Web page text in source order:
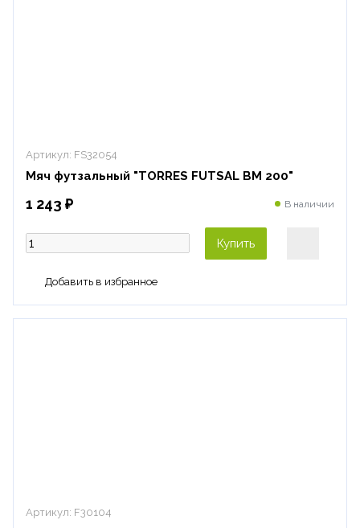
Артикул: FS32054
Мяч футзальный "TORRES FUTSAL BM 200"
1 243 ₽ В наличии
Купить
Артикул: F30104